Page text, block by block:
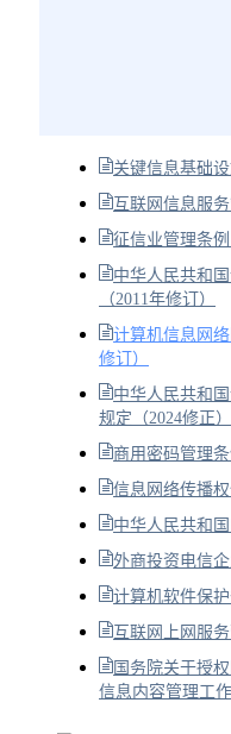
关键信息基础设
互联网信息服
征信业管理条例
中华人民共和
（2011年修订）
计算机信息网
修订）
中华人民共和
规定（2024修正）
商用密码管理条
信息网络传播权
中华人民共和国
外商投资电信企
计算机软件保护
互联网上网服
国务院关于授
信息内容管理工作